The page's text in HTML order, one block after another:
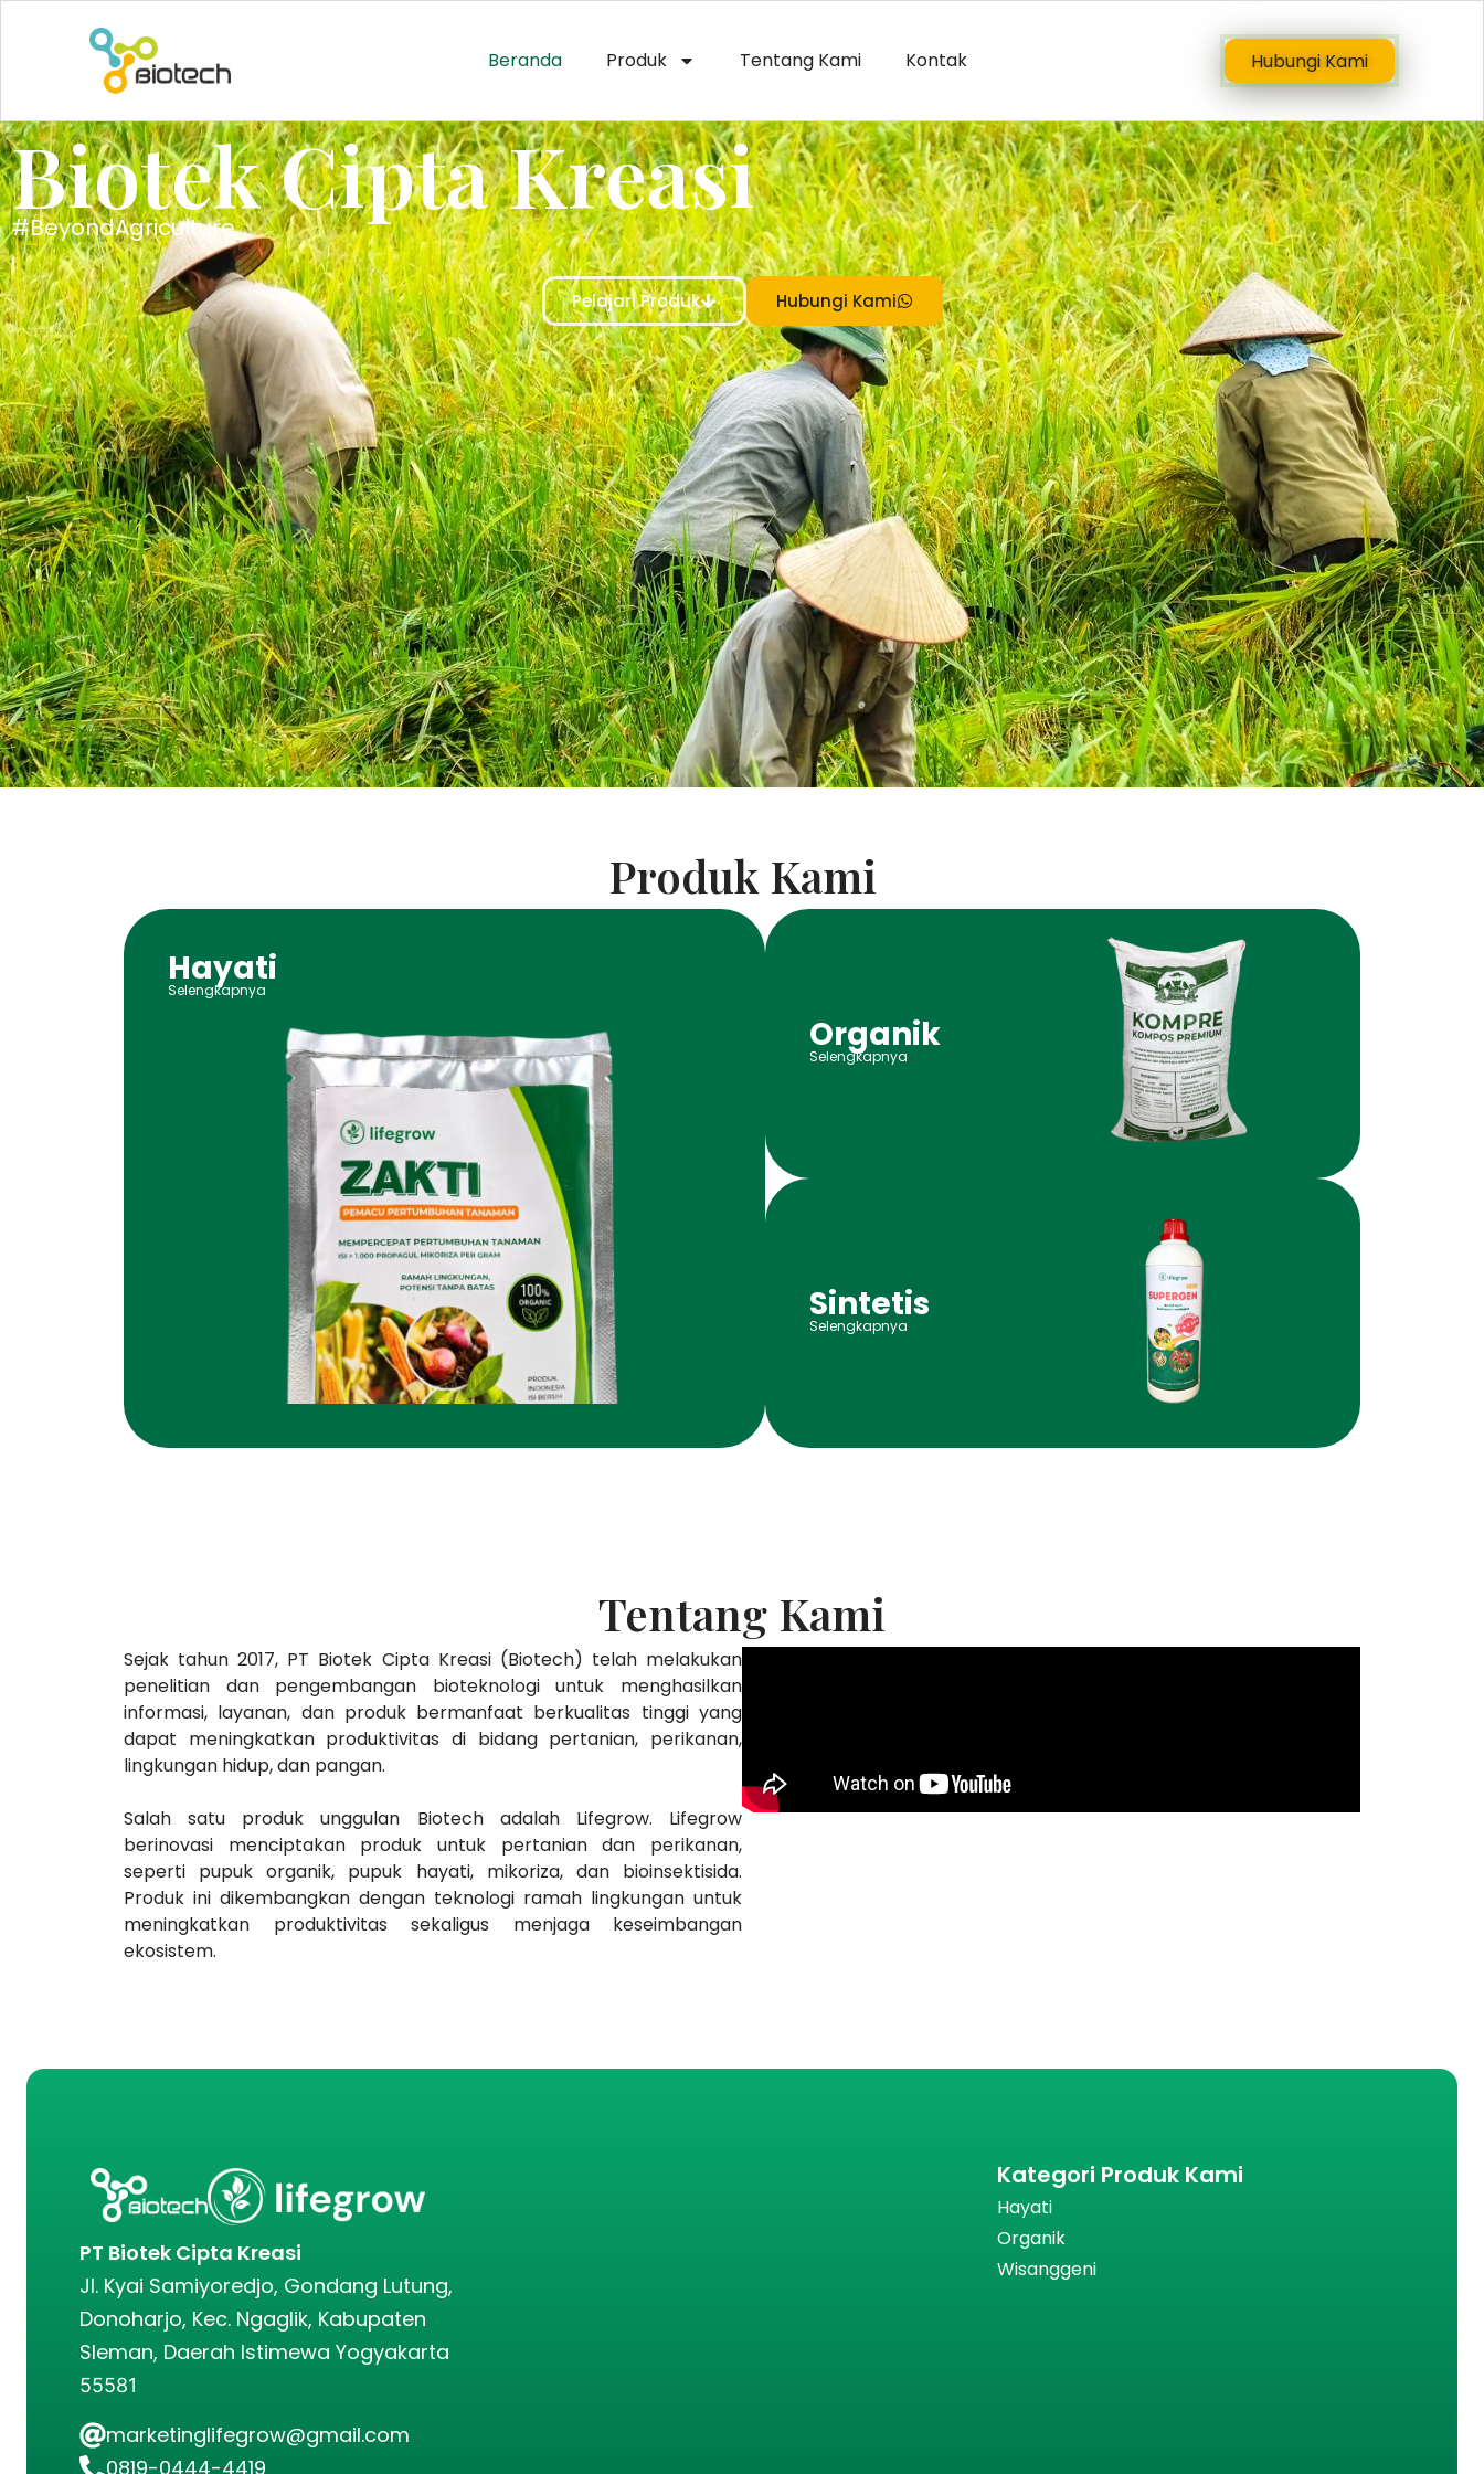
Beranda Produk Tentang Kami Kontak Hubungi Kami
Biotek Cipta Kreasi
#BeyondAgriculture
Pelajari Produk Hubungi Kami
Produk Kami
Hayati
Selengkapnya
Organik
Selengkapnya
Sintetis
Selengkapnya
Tentang Kami
Sejak tahun 2017, PT Biotek Cipta Kreasi (Biotech) telah melakukan
penelitian dan pengembangan bioteknologi untuk menghasilkan
informasi, layanan, dan produk bermanfaat berkualitas tinggi yang
dapat meningkatkan produktivitas di bidang pertanian, perikanan,
lingkungan hidup, dan pangan.
Salah satu produk unggulan Biotech adalah Lifegrow. Lifegrow
berinovasi menciptakan produk untuk pertanian dan perikanan,
seperti pupuk organik, pupuk hayati, mikoriza, dan bioinsektisida.
Produk ini dikembangkan dengan teknologi ramah lingkungan untuk
meningkatkan produktivitas sekaligus menjaga keseimbangan
ekosistem.
PT Biotek Cipta Kreasi
Jl. Kyai Samiyoredjo, Gondang Lutung,
Donoharjo, Kec. Ngaglik, Kabupaten
Sleman, Daerah Istimewa Yogyakarta
55581
marketinglifegrow@gmail.com
0819-0444-4419
Kategori Produk Kami
Hayati
Organik
Wisanggeni